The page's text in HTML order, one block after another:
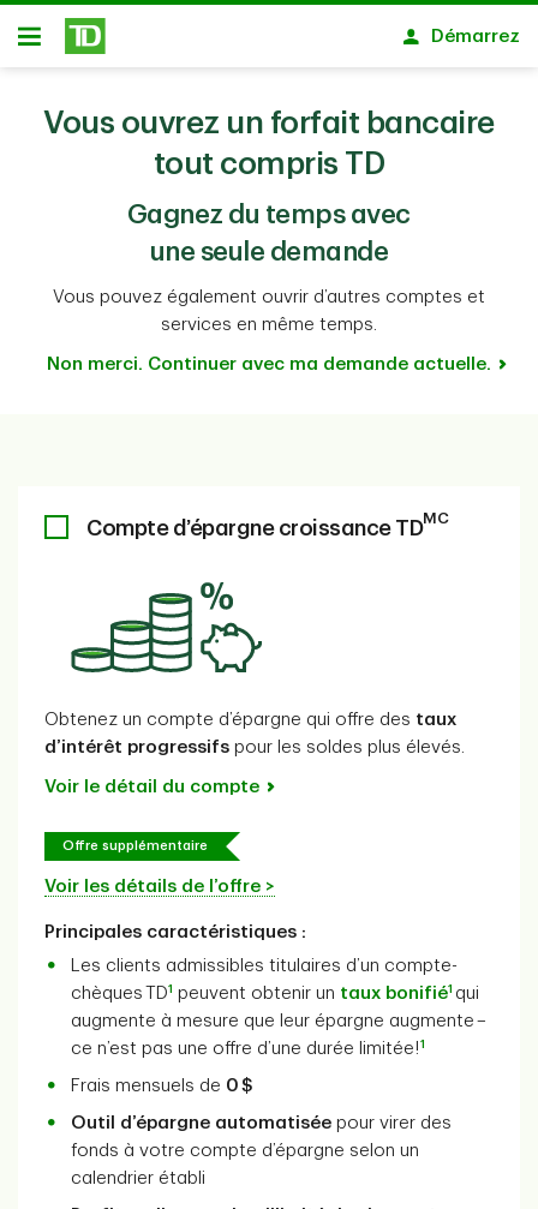
Passer au contenu principal
Ouvert
Démarrez
Vous ouvrez un forfait bancaire
tout compris TD
Gagnez du temps avec
une seule demande
Vous pouvez également ouvrir d’autres comptes et
services en même temps.
Non merci. Continuer avec ma demande actuelle.
Compte d’épargne croissance TDMC
Obtenez un compte d’épargne qui offre des taux
d’intérêt progressifs pour les soldes plus élevés.
Voir le détail du compte
Offre supplémentaire
Voir les détails de l’offre >
Principales caractéristiques :
Les clients admissibles titulaires d’un compte-
chèques TD1 peuvent obtenir un taux bonifié1 qui
augmente à mesure que leur épargne augmente –
ce n’est pas une offre d’une durée limitée! 1
Frais mensuels de 0 $
Outil d’épargne automatisée pour virer des
fonds à votre compte d’épargne selon un
calendrier établi